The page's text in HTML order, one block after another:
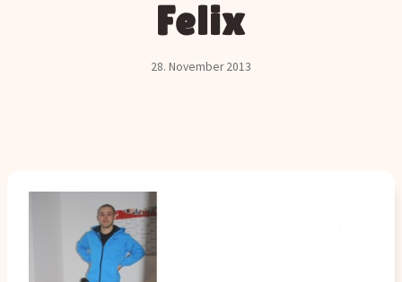
Felix
28. November 2013